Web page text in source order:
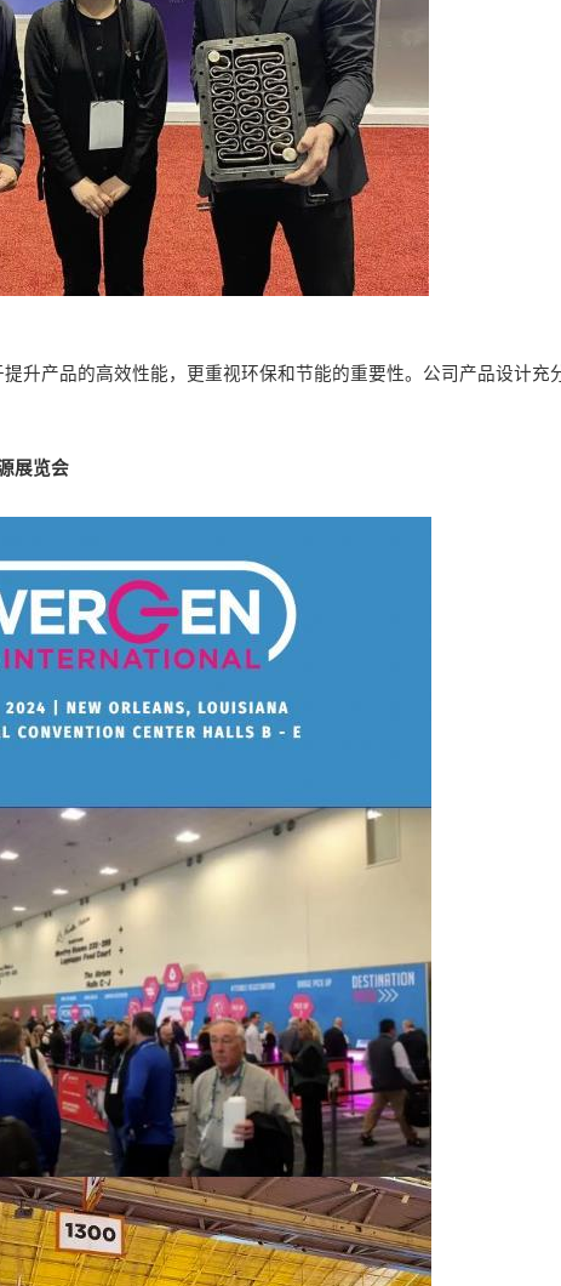
升产品的高效性能，更重视环保和节能的重要性。公司产品设计充
展览会